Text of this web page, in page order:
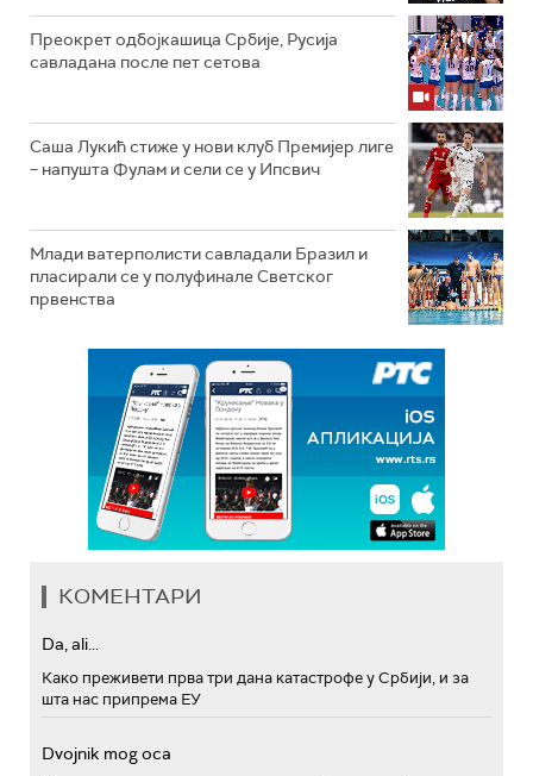
Преокрет одбојкашица Србије, Русија
савладана после пет сетова
Саша Лукић стиже у нови клуб Премијер лиге
– напушта Фулам и сели се у Ипсвич
Млади ватерполисти савладали Бразил и
пласирали се у полуфинале Светског
првенства
КОМЕНТАРИ
Da, ali...
Како преживети прва три дана катастрофе у Србији, и за
шта нас припрема ЕУ
Dvojnik mog oca